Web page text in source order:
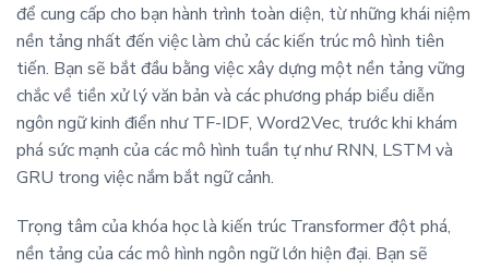
để cung cấp cho bạn hành trình toàn diện, từ những khái niệm
nền tảng nhất đến việc làm chủ các kiến trúc mô hình tiên
tiến. Bạn sẽ bắt đầu bằng việc xây dựng một nền tảng vững
chắc về tiền xử lý văn bản và các phương pháp biểu diễn
ngôn ngữ kinh điển như TF-IDF, Word2Vec, trước khi khám
phá sức mạnh của các mô hình tuần tự như RNN, LSTM và
GRU trong việc nắm bắt ngữ cảnh.
Trọng tâm của khóa học là kiến trúc Transformer đột phá,
nền tảng của các mô hình ngôn ngữ lớn hiện đại. Bạn sẽ